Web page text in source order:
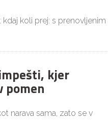
koli prej: s prenovljenim
kjer
pomen
narava sama, zato se v